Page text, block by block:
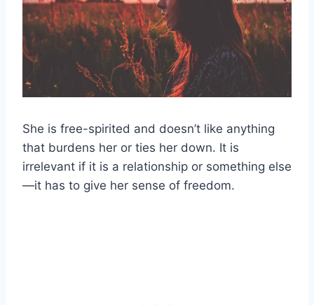
She is free-spirited and doesn’t like anything
that burdens her or ties her down. It is
irrelevant if it is a relationship or something else
—it has to give her sense of freedom.